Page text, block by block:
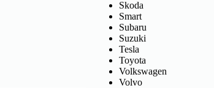
Skoda
Smart
Subaru
Suzuki
Tesla
Toyota
Volkswagen
Volvo